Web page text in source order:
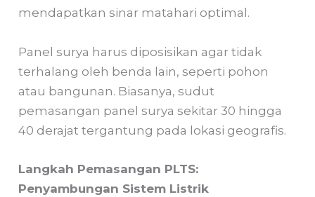
mendapatkan sinar matahari optimal.
Panel surya harus diposisikan agar tidak
terhalang oleh benda lain, seperti pohon
atau bangunan. Biasanya, sudut
pemasangan panel surya sekitar 30 hingga
40 derajat tergantung pada lokasi geografis.
Langkah Pemasangan PLTS:
Penyambungan Sistem Listrik